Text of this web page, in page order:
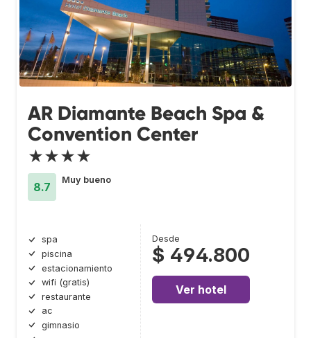
AR Diamante Beach Spa &
Convention Center
★★★★
8.7
Muy bueno
spa
piscina
estacionamiento
wifi (gratis)
restaurante
ac
gimnasio
Desde
$ 494.800
Ver hotel